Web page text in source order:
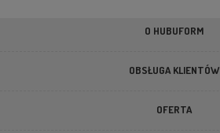
O HUBUFORM
OBSŁUGA KLIENTÓW
OFERTA